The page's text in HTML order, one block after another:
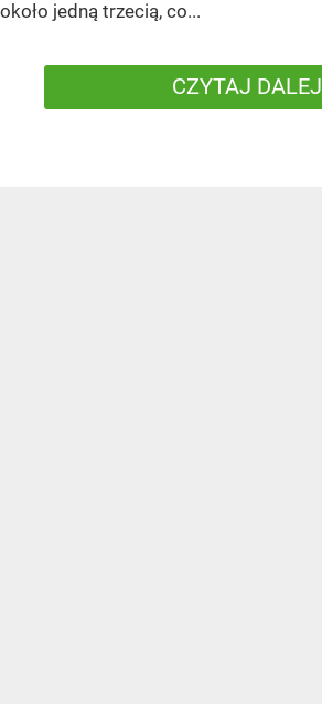
około jedną trzecią, co...
CZYTAJ DALEJ